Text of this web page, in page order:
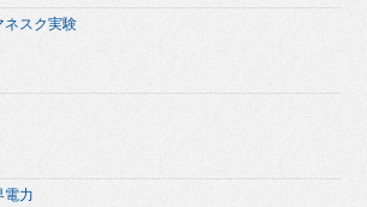
ネスク実験
電力